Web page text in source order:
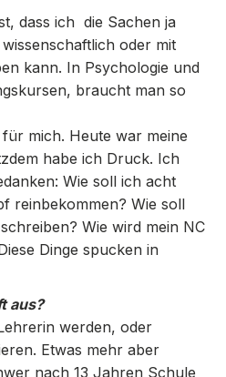
dass ich die Sachen ja
oder mit
kann. In Psychologie und
braucht man so
mich. Heute war meine
habe ich Druck. Ich
Wie soll ich acht
reinbekommen? Wie soll
Wie wird mein NC
Dinge spucken in
aus?
werden, oder
Etwas mehr aber
nach 13 Jahren Schule